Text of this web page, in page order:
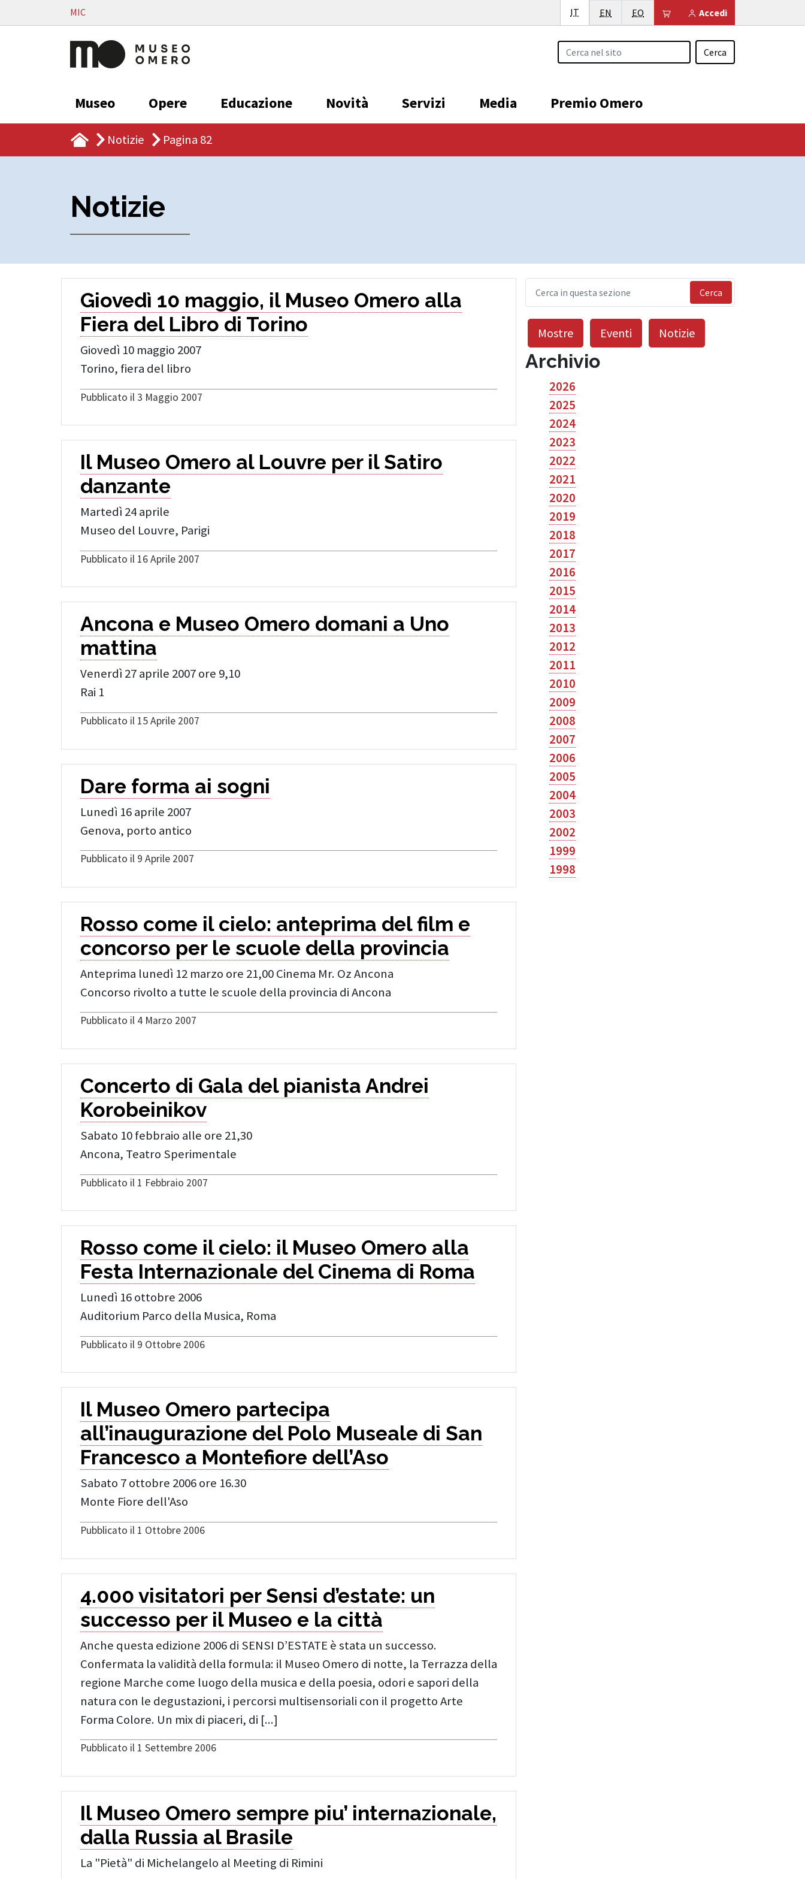
Vai al contenutoMIC Accedi
Il tuo carrello è vuoto
IT Italiano
EN English
EO Esperanto
Cerca
Museo Opere Educazione Novità Servizi Media Premio Omero
Notizie Pagina 82
Notizie
Giovedì 10 maggio, il Museo Omero alla
Fiera del Libro di Torino
Giovedì 10 maggio 2007
Torino, fiera del libro
Pubblicato il 3 Maggio 2007
Il Museo Omero al Louvre per il Satiro
danzante
Martedì 24 aprile
Museo del Louvre, Parigi
Pubblicato il 16 Aprile 2007
Ancona e Museo Omero domani a Uno
mattina
Venerdì 27 aprile 2007 ore 9,10
Rai 1
Pubblicato il 15 Aprile 2007
Dare forma ai sogni
Lunedì 16 aprile 2007
Genova, porto antico
Pubblicato il 9 Aprile 2007
Rosso come il cielo: anteprima del film e
concorso per le scuole della provincia
Anteprima lunedì 12 marzo ore 21,00 Cinema Mr. Oz Ancona
Concorso rivolto a tutte le scuole della provincia di Ancona
Pubblicato il 4 Marzo 2007
Concerto di Gala del pianista Andrei
Korobeinikov
Sabato 10 febbraio alle ore 21,30
Ancona, Teatro Sperimentale
Pubblicato il 1 Febbraio 2007
Rosso come il cielo: il Museo Omero alla
Festa Internazionale del Cinema di Roma
Lunedì 16 ottobre 2006
Auditorium Parco della Musica, Roma
Pubblicato il 9 Ottobre 2006
Il Museo Omero partecipa
all’inaugurazione del Polo Museale di San
Francesco a Montefiore dell’Aso
Sabato 7 ottobre 2006 ore 16.30
Monte Fiore dell'Aso
Pubblicato il 1 Ottobre 2006
4.000 visitatori per Sensi d’estate: un
successo per il Museo e la città
Anche questa edizione 2006 di SENSI D’ESTATE è stata un successo.
Confermata la validità della formula: il Museo Omero di notte, la Terrazza della
regione Marche come luogo della musica e della poesia, odori e sapori della
natura con le degustazioni, i percorsi multisensoriali con il progetto Arte
Forma Colore. Un mix di piaceri, di [...]
Pubblicato il 1 Settembre 2006
Il Museo Omero sempre piu’ internazionale,
dalla Russia al Brasile
La "Pietà" di Michelangelo al Meeting di Rimini
Cerca
Mostre Eventi Notizie
Archivio
2026
2025
2024
2023
2022
2021
2020
2019
2018
2017
2016
2015
2014
2013
2012
2011
2010
2009
2008
2007
2006
2005
2004
2003
2002
1999
1998